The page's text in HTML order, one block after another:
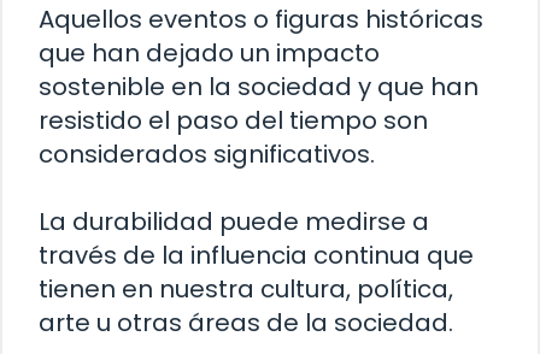
Aquellos eventos o figuras históricas
que han dejado un impacto
sostenible en la sociedad y que han
resistido el paso del tiempo son
considerados significativos.
La durabilidad puede medirse a
través de la influencia continua que
tienen en nuestra cultura, política,
arte u otras áreas de la sociedad.